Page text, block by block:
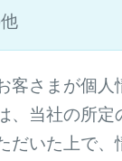
客さまが個
、当社の所定
だいた上で、